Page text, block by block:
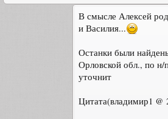
В смысле Алексей
и Василия...
Останки были
Орловской обл., по
уточнит
Цитата(владимир1 @